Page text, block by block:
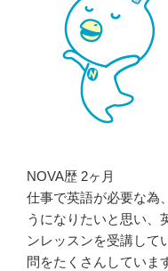
NOVA歴 2ヶ月
仕事で英語が必要な為
うになりたいと思い、
ンレッスンを受講して
問をたくさんしていま